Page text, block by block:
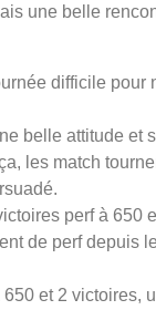
une belle
difficile pour
belle attitude et
les match
perf à 650
de perf depuis
et 2 victoires,